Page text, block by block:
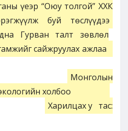
үеэр “Оюу толгой” ХХК
буй төслүүдээ
Гурван талт зөвлөл
сайжруулах ажлаа
Монголын
холбоо
Харилцах у тас: